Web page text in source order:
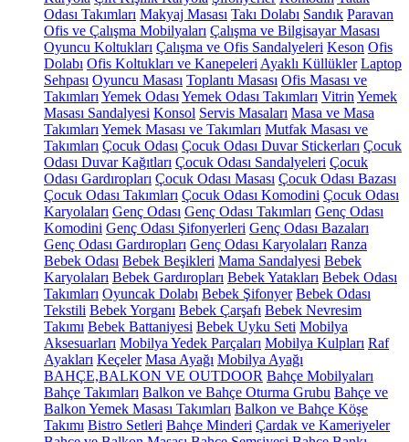
Odası Takımları Makyaj Masası Takı Dolabı Sandık Paravan
Ofis ve Çalışma Mobilyaları Çalışma ve Bilgisayar Masası
Oyuncu Koltukları Çalışma ve Ofis Sandalyeleri Keson Ofis
Dolabı Ofis Koltukları ve Kanepeleri Ayaklı Küllükler Laptop
Sehpası Oyuncu Masası Toplantı Masası Ofis Masası ve
Takımları Yemek Odası Yemek Odası Takımları Vitrin Yemek
Masası Sandalyesi Konsol Servis Masaları Masa ve Masa
Takımları Yemek Masası ve Takımları Mutfak Masası ve
Takımları Çocuk Odası Çocuk Odası Duvar Stickerları Çocuk
Odası Duvar Kağıtları Çocuk Odası Sandalyeleri Çocuk
Odası Gardıropları Çocuk Odası Masası Çocuk Odası Bazası
Çocuk Odası Takımları Çocuk Odası Komodini Çocuk Odası
Karyolaları Genç Odası Genç Odası Takımları Genç Odası
Komodini Genç Odası Şifonyerleri Genç Odası Bazaları
Genç Odası Gardıropları Genç Odası Karyolaları Ranza
Bebek Odası Bebek Beşikleri Mama Sandalyesi Bebek
Karyolaları Bebek Gardıropları Bebek Yatakları Bebek Odası
Takımları Oyuncak Dolabı Bebek Şifonyer Bebek Odası
Tekstili Bebek Yorganı Bebek Çarşafı Bebek Nevresim
Takımı Bebek Battaniyesi Bebek Uyku Seti Mobilya
Aksesuarları Mobilya Yedek Parçaları Mobilya Kulpları Raf
Ayakları Keçeler Masa Ayağı Mobilya Ayağı
BAHÇE,BALKON VE OUTDOOR Bahçe Mobilyaları
Bahçe Takımları Balkon ve Bahçe Oturma Grubu Bahçe ve
Balkon Yemek Masası Takımları Balkon ve Bahçe Köşe
Takımı Bistro Setleri Bahçe Minderi Çardak ve Kameriyeler